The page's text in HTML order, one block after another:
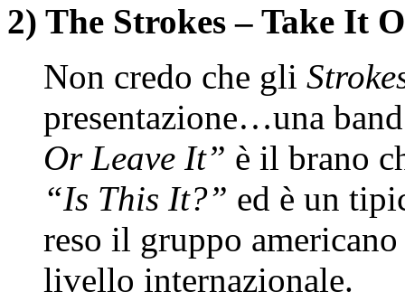
2) The Strokes – Take It
Non credo che gli
presentazione…una
Or Leave It” è il brano
“Is This It?” ed è un
reso il gruppo
livello internazionale.